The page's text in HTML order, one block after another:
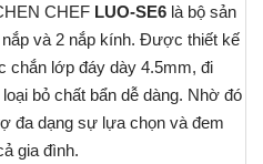
CHEF LUO-SE6 là bộ sản
và 2 nắp kính. Được thiết kế
chắn lớp đáy dày 4.5mm, đi
bỏ chất bẩn dễ dàng. Nhờ đó
đa dạng sự lựa chọn và đem
gia đình.